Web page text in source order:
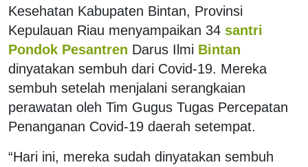
Kesehatan Kabupaten Bintan, Provinsi
Kepulauan Riau menyampaikan 34 santri
Pondok Pesantren Darus Ilmi Bintan
dinyatakan sembuh dari Covid-19. Mereka
sembuh setelah menjalani serangkaian
perawatan oleh Tim Gugus Tugas Percepatan
Penanganan Covid-19 daerah setempat.
“Hari ini, mereka sudah dinyatakan sembuh